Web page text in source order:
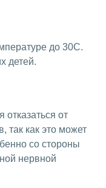
до 30С.
детей.
отказаться от
так как это может
со стороны
нервной